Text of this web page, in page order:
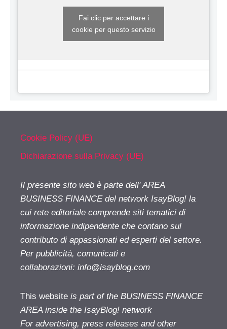
Fai clic per accettare i
cookie per questo servizio
Cookie Policy (UE)
Dichiarazione sulla Privacy (UE)
Il presente sito web è parte dell' AREA
BUSINESS FINANCE del network IsayBlog! la
cui rete editoriale comprende siti tematici di
informazione indipendente che contano sul
contributo di appassionati ed esperti del settore.
Per pubblicità, comunicati e
collaborazioni: info@isayblog.com
This website is part of the BUSINESS FINANCE
AREA inside the IsayBlog! network
For advertising, press releases and other